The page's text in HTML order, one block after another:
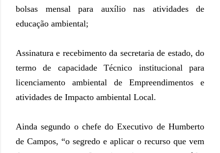
bolsas mensal para auxílio nas atividades de
educação ambiental;
Assinatura e recebimento da secretaria de estado, do
termo de capacidade Técnico institucional para
licenciamento ambiental de Empreendimentos e
atividades de Impacto ambiental Local.
Ainda segundo o chefe do Executivo de Humberto
de Campos, “o segredo e aplicar o recurso que vem